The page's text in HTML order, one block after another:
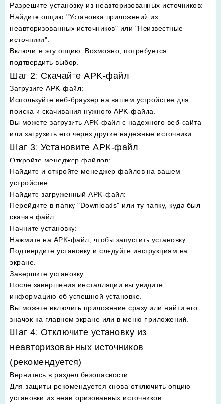
Разрешите установку из неавторизованных источников:
Найдите опцию "Установка приложений из
неавторизованных источников" или "Неизвестные
источники".
Включите эту опцию. Возможно, потребуется
подтвердить выбор.
Шаг 2: Скачайте APK-файл
Загрузите APK-файл:
Используйте веб-браузер на вашем устройстве для
поиска и скачивания нужного APK-файла.
Вы можете загрузить APK-файл с надежного веб-сайта
или загрузить его через другие надежные источники.
Шаг 3: Установите APK-файл
Откройте менеджер файлов:
Найдите и откройте менеджер файлов на вашем
устройстве.
Найдите загруженный APK-файл:
Перейдите в папку "Downloads" или ту папку, куда был
скачан файл.
Начните установку:
Нажмите на APK-файл, чтобы запустить установку.
Подтвердите установку и следуйте инструкциям на
экране.
Завершите установку:
После завершения инсталляции вы увидите
информацию об успешной установке.
Вы можете включить приложение сразу или найти его
значок на главном экране или в меню приложений.
Шаг 4: Отключите установку из
неавторизованных источников
(рекомендуется)
Вернитесь в раздел безопасности:
Для защиты рекомендуется снова отключить опцию
установки из неавторизованных источников.